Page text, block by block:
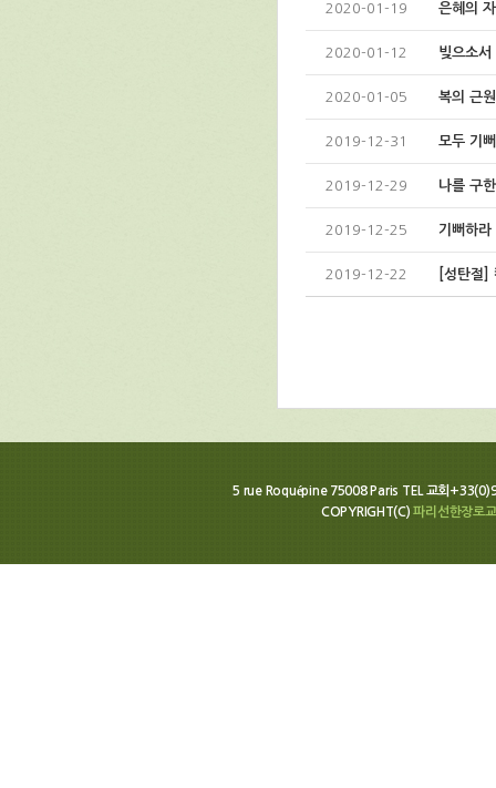
2020-01-19 은혜의
2020-01-12 빚으소서
2020-01-05 복의 근
2019-12-31 모두 기
2019-12-29 나를 구
2019-12-25 기뻐하라
2019-12-22 [성탄절]
5 rue Roquépine 75008 Paris TEL 교회
COPYRIGHT(C)파리선한장로